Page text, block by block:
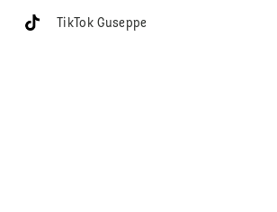
TikTok Guseppe